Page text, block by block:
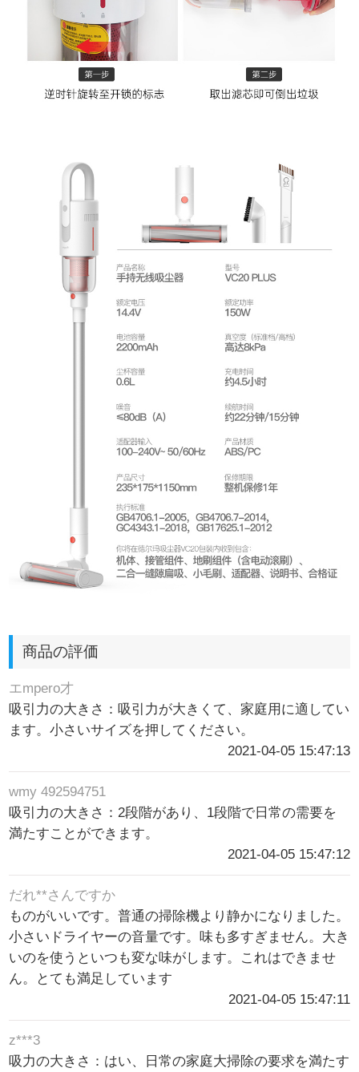
商品の評価
エmpero才
吸引力の大きさ：吸引力が大きくて、家庭用に適してい
ます。小さいサイズを押してください。
2021-04-05 15:47:13
wmy 492594751
吸引力の大きさ：2段階があり、1段階で日常の需要を
満たすことができます。
2021-04-05 15:47:12
だれ**さんですか
ものがいいです。普通の掃除機より静かになりました。
小さいドライヤーの音量です。味も多すぎません。大き
いのを使うといつも変な味がします。これはできませ
ん。とても満足しています
2021-04-05 15:47:11
z***3
吸力の大きさ：はい、日常の家庭大掃除の要求を満たす